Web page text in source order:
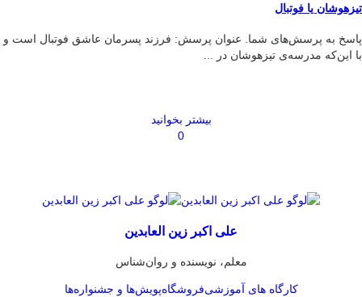
تیزهوشان یا فوتبال
پاسخ به پرسش‌های شما. عنوان پرسش: فرزند پسرمان عاشق فوتبال است و
با این‌که مدرسه‌ی تیزهوشان در ...
بیشتر بخوانید
0
علی اکبر زین العابدین
معلم، نویسنده و روان‌شناس
پویش‌ها و جشنواره‌هافروشگاهکارگاه های آموزشی